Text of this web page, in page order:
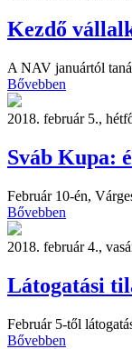
Kezdő
A NAV januártól
Bővebben
2018. február 5.,
Sváb Kupa:
Február 10-én,
Bővebben
2018. február 4.,
Látogatási
Február 5-től
Bővebben